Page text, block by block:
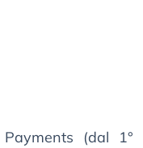
(dal 1°